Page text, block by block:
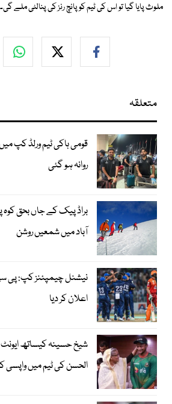
ملوث پایا گیا تو اس کی ٹیم کو پانچ رنز کی پنالٹی ملے گی۔
متعلقہ
قومی ہاکی ٹیم ورلڈ کپ
روانہ ہو گئی
براڈ پیک کے جاں بحق کوہ
آباد میں شمعیں روشن
نیشنل چیمپئنز کپ: پی
اعلان کر دیا
شیخ حسینہ کیساتھ
الحسن کی ٹیم میں واپسی